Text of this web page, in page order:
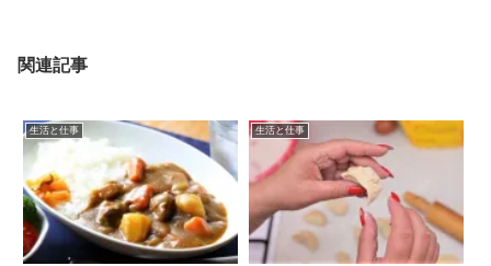
関連記事
生活と仕事 生活と仕事